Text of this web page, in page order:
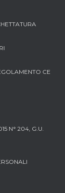
CE
N° 204, G.U.